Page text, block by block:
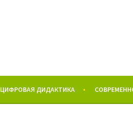
ЦИФРОВАЯ ДИДАКТИКА